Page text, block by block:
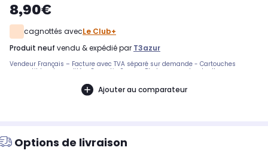
8,90€
cagnottés avecLe Club+
produit neuf vendu & expédié par T3azur
Vendeur Français – Facture avec TVA séparé sur demande - Cartouches
compatibles de qualité – Garantie 2 ans - Photo non contractuelle
Ajouter au comparateur
Options de livraison